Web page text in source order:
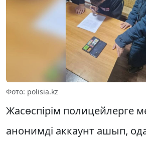
Фото: polisia.kz
Жасөспірім полицейлерге
анонимді аккаунт ашып,